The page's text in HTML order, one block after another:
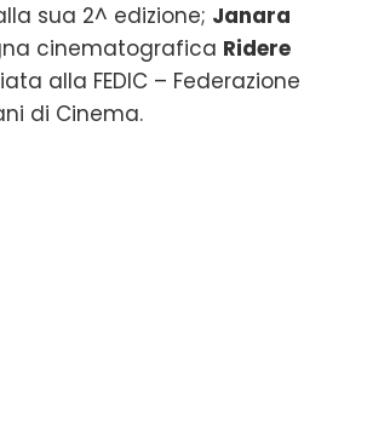
sua 2^ edizione; Janara
cinematografica Ridere
alla FEDIC – Federazione
di Cinema.